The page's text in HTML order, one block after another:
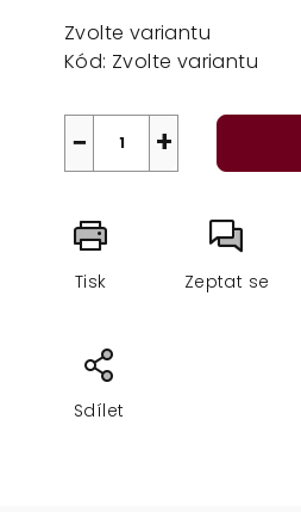
cena:
Zvolte variantu
Kód: Zvolte variantu
+
−
Tisk Zeptat se
Sdílet